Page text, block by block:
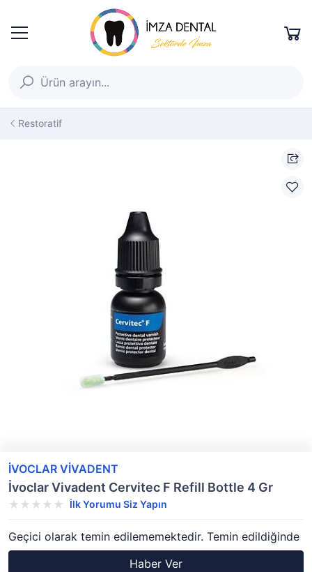
Restoratif
İVOCLAR VİVADENT
İvoclar Vivadent Cervitec F Refill Bottle 4 Gr
İlk Yorumu Siz Yapın
Geçici olarak temin edilememektedir. Temin edildiğinde
Haber Ver